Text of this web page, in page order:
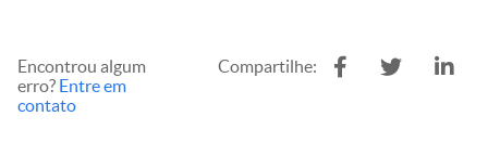
Encontrou algum
erro? Entre em
contato
Compartilhe: